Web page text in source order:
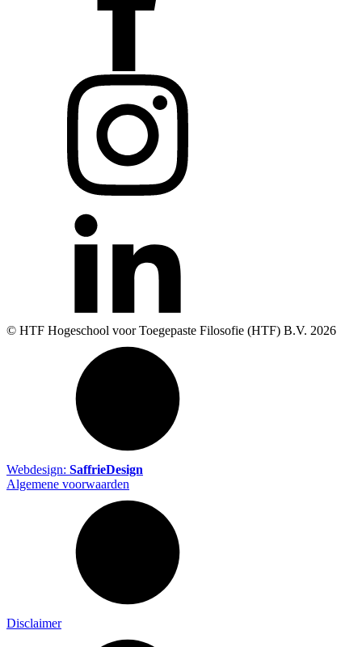
© HTF Hogeschool voor Toegepaste Filosofie (HTF) B.V. 2026
Webdesign: SaffrieDesign
Algemene voorwaarden
Disclaimer